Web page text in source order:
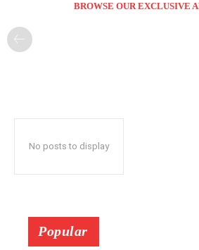
BROWSE OUR EXCLUSIVE
No posts to display
Popular